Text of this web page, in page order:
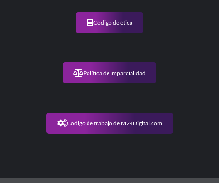
Código de ética
Política de imparcialidad
Código de trabajo de M24Digital.com